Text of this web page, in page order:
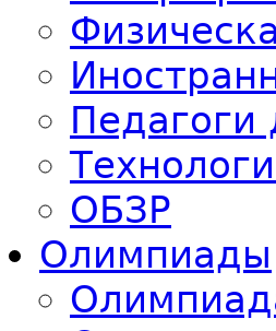
Педагоги
ОБЗР
Олимпиады